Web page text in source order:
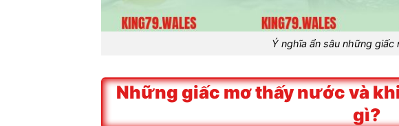
Ý nghĩa ẩn sâu những
Những giấc mơ thấy nước và
gì?